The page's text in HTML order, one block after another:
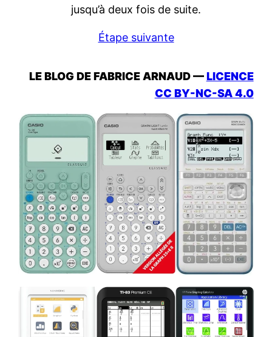
jusqu’à deux fois de suite.
Étape suivante
LE BLOG DE FABRICE ARNAUD —LICENCE
CC BY-NC-SA 4.0